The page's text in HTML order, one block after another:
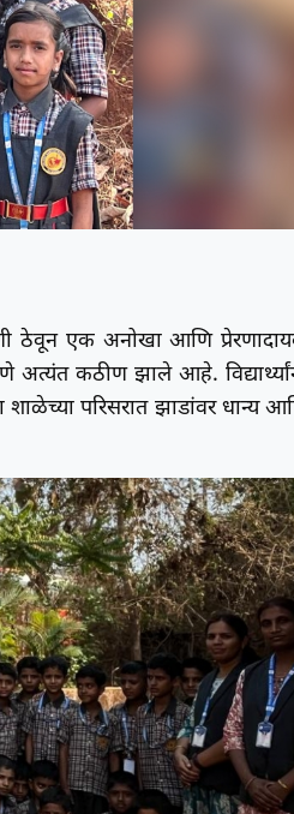
पाणी ठेवून एक अनोखा आणि
अत्यंत कठीण झाले आहे.
शाळेच्या परिसरात झाडांवर धान्य